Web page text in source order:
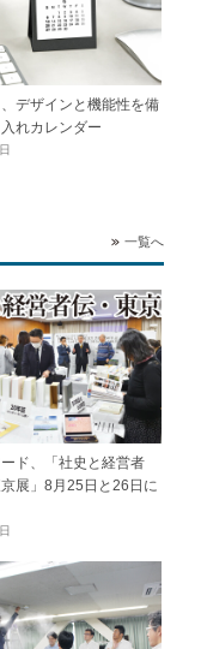
デザインと機能性を備
れカレンダー
一覧へ
ド、「社史と経営者
展」8月25日と26日に